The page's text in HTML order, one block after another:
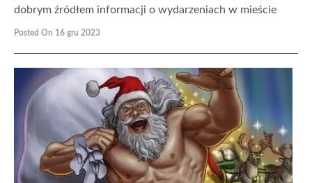
dobrym źródłem informacji o wydarzeniach w mieście
Posted On 16 gru 2023